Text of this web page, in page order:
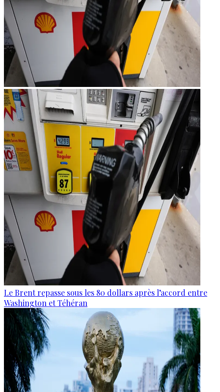
Le Brent repasse sous les 80 dollars après l’accord entre
Washington et Téhéran